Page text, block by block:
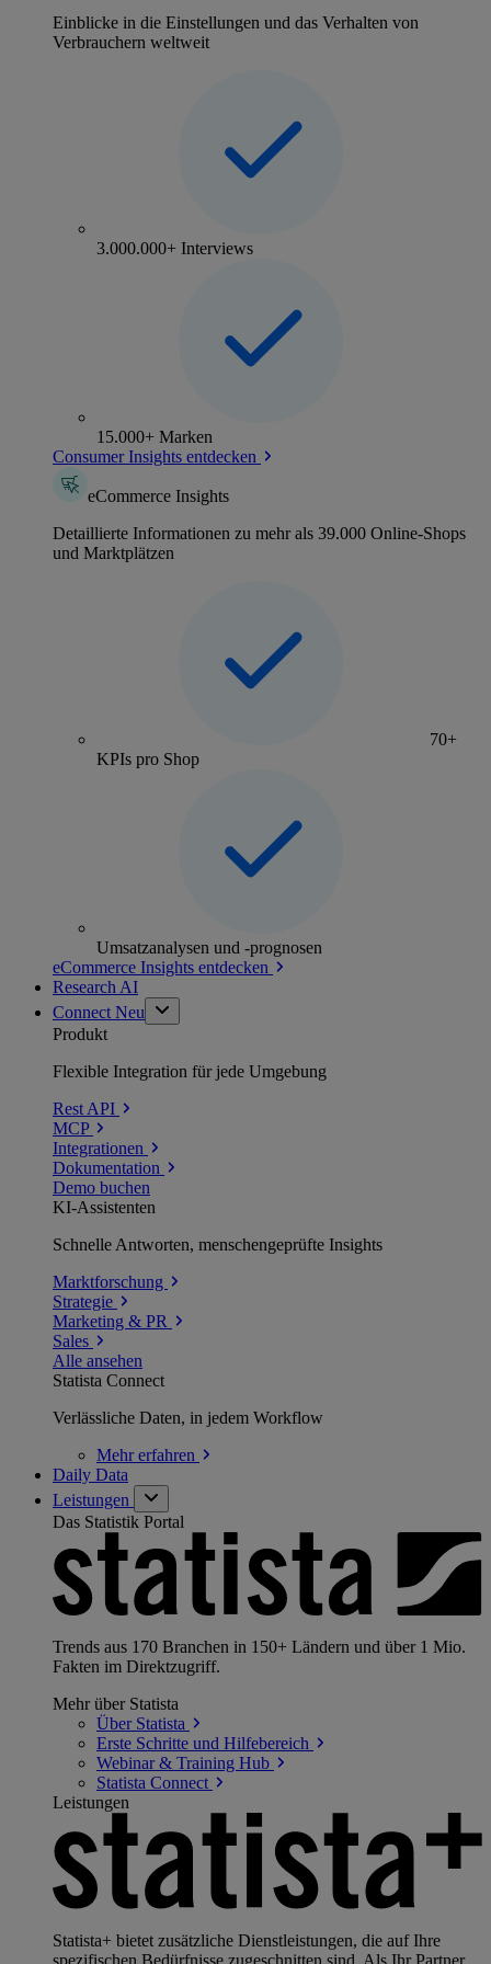
Einblicke in die Einstellungen und das Verhalten von
Verbrauchern weltweit
3.000.000+ Interviews
15.000+ Marken
Consumer Insights entdecken
eCommerce Insights
Detaillierte Informationen zu mehr als 39.000 Online-Shops
und Marktplätzen
70+
KPIs pro Shop
Umsatzanalysen und -prognosen
eCommerce Insights entdecken
Research AI
Connect Neu
Produkt
Flexible Integration für jede Umgebung
Rest API
MCP
Integrationen
Dokumentation
Demo buchen
KI-Assistenten
Schnelle Antworten, menschengeprüfte Insights
Marktforschung
Strategie
Marketing & PR
Sales
Alle ansehen
Statista Connect
Verlässliche Daten, in jedem Workflow
Mehrerfahren
Daily Data
Leistungen
Das Statistik Portal
Trends aus 170 Branchen in 150+ Ländern und über 1 Mio.
Fakten im Direktzugriff.
Mehr über Statista
Über Statista
Erste Schritte und Hilfebereich
Webinar & Training Hub
Statista Connect
Leistungen
Statista+ bietet zusätzliche Dienstleistungen, die auf Ihre
spezifischen Bedürfnisse zugeschnitten sind. Als Ihr Partner